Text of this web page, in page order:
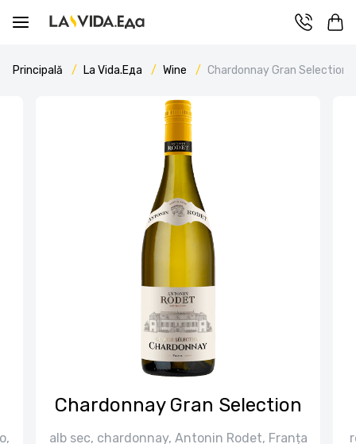
Principală La Vida.Еда Wine Chardonnay Gran Selection
Chardonnay Gran Selection
alb sec, chardonnay, Antonin Rodet, Franța